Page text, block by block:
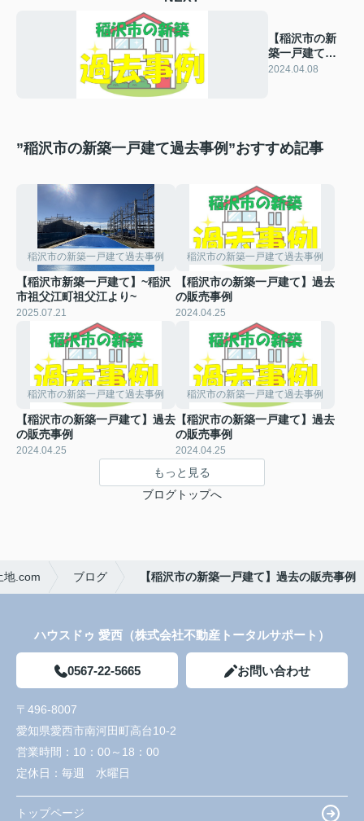
【稲沢市の新
築一戸建て】
過去の販売事
2024.04.08
”稲沢市の新築一戸建て過去事例”おすすめ記事
稲沢市の新築一戸建て過去事例
【稲沢市新築一戸建て】~稲沢
市祖父江町祖父江より~
2025.07.21
稲沢市の新築一戸建て過去事例
【稲沢市の新築一戸建て】過去
の販売事例
2024.04.25
稲沢市の新築一戸建て過去事例
【稲沢市の新築一戸建て】過去
の販売事例
2024.04.25
稲沢市の新築一戸建て過去事例
【稲沢市の新築一戸建て】過去
の販売事例
2024.04.25
もっと見る
ブログトップへ
地.com ブログ 【稲沢市の新築一戸建て】過去の販売事例
ハウスドゥ 愛西（株式会社不動産トータルサポート）
0567-22-5665 お問い合わせ
〒496-8007
愛知県愛西市南河田町高台10-2
営業時間： 10：00～18：00
定休日： 毎週 水曜日
トップページ